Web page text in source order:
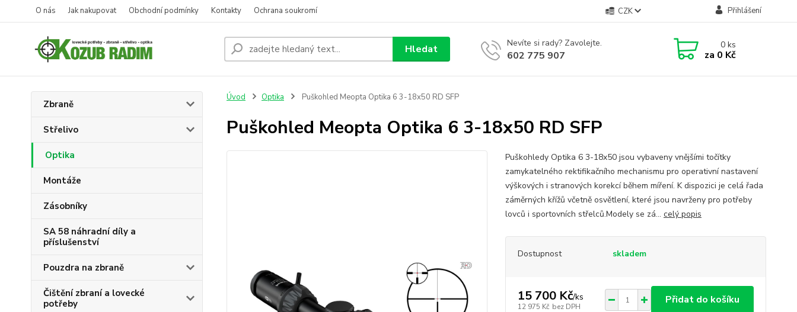
O nás Jak nakupovat Obchodní podmínky Kontakty Ochrana soukromí CZK Přihlášení
Hledat Nevíte si rady? Zavolejte.
602 775 907
0ks
za 0 Kč
Zbraně
Střelivo
Optika
Montáže
Zásobníky
SA 58 náhradní díly a
příslušenství
Pouzdra na zbraně
Čištění zbraní a lovecké
potřeby
Úvod Optika Puškohled Meopta Optika 6 3-18x50 RD SFP
Puškohled Meopta Optika 6 3-18x50 RD SFP
Puškohledy Optika 6 3-18x50 jsou vybaveny vnějšími točítky
zamykatelného rektifikačního mechanismu pro operativní nastavení
výškových i stranových korekcí během míření. K dispozici je celá řada
záměrných křížů včetně osvětlení, které jsou navrženy pro potřeby
lovců i sportovních střelců.Modely se zá... celý popis
Dostupnost skladem
15 700 Kč/ks
12 975 Kč bez DPH
Přidat do košíku